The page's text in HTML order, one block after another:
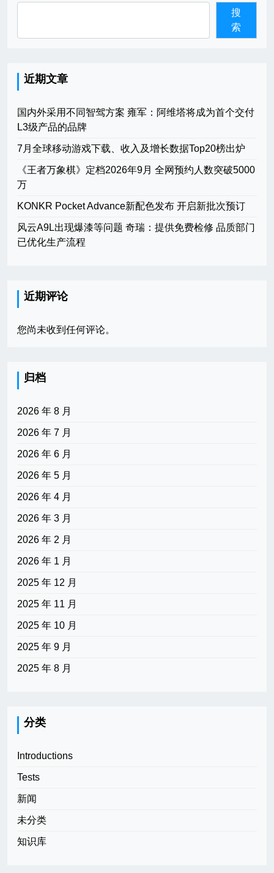
搜
索
近期文章
国内外采用不同智驾方案 雍军：阿维塔将成为首个交付
L3级产品的品牌
7月全球移动游戏下载、收入及增长数据Top20榜出炉
《王者万象棋》定档2026年9月 全网预约人数突破5000
万
KONKR Pocket Advance新配色发布 开启新批次预订
风云A9L出现爆漆等问题 奇瑞：提供免费检修 品质部门
已优化生产流程
近期评论
您尚未收到任何评论。
归档
2026 年 8 月
2026 年 7 月
2026 年 6 月
2026 年 5 月
2026 年 4 月
2026 年 3 月
2026 年 2 月
2026 年 1 月
2025 年 12 月
2025 年 11 月
2025 年 10 月
2025 年 9 月
2025 年 8 月
分类
Introductions
Tests
新闻
未分类
知识库